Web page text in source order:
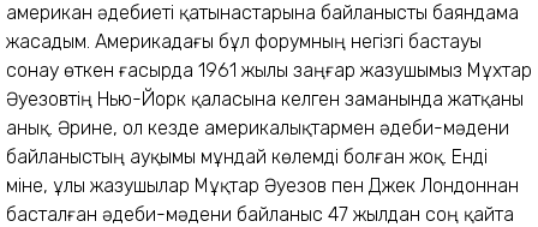
американ әдебиеті қатынастарына байланысты баяндама
жасадым. Америкадағы бұл форумның негізгі бастауы
сонау өткен ғасырда 1961 жылы заңғар жазушымыз Мұхтар
Әуезовтің Нью-Йорк қаласына келген заманында жатқаны
анық. Әрине, ол кезде америкалықтармен әдеби-мәдени
байланыстың ауқымы мұндай көлемді болған жоқ. Енді
міне, ұлы жазушылар Мұқтар Әуезов пен Джек Лондоннан
басталған әдеби-мәдени байланыс 47 жылдан соң қайта